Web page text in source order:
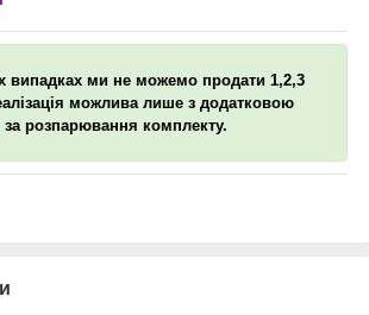
випадках ми не можемо продати 1,2,3
можлива лише з додатковою
за розпарювання комплекту.